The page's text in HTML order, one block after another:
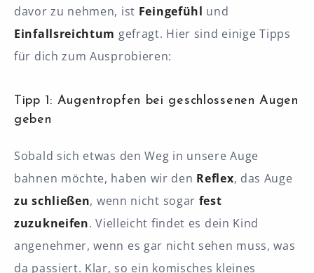
davor zu nehmen, ist Feingefühl und
Einfallsreichtum gefragt. Hier sind einige Tipps
für dich zum Ausprobieren:
Tipp 1: Augentropfen bei geschlossenen Augen
geben
Sobald sich etwas den Weg in unsere Auge
bahnen möchte, haben wir den Reflex, das Auge
zu schließen, wenn nicht sogar fest
zuzukneifen. Vielleicht findet es dein Kind
angenehmer, wenn es gar nicht sehen muss, was
da passiert. Klar, so ein komisches kleines